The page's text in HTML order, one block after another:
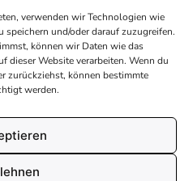
verwenden wir Technologien wie
speichern und/oder darauf zuzugreifen.
können wir Daten wie das
dieser Website verarbeiten. Wenn du
zurückziehst, können bestimmte
werden.
uns
AGB